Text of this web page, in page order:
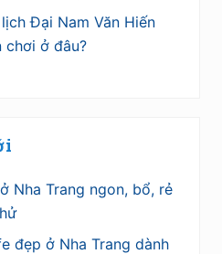
Đại Nam Văn Hiến
chơi ở đâu?
Nha Trang ngon, bổ, rẻ
đẹp ở Nha Trang dành